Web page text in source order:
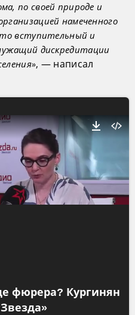
по своей природе и
намеченного
вступительный и
дискредитации
, — написал
фюрера? Кургинян